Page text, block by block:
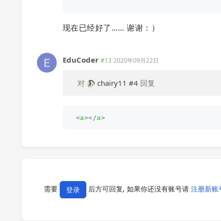
现在已经好了…… 谢谢：）
EduCoder #13 2020年09月22日
对 chairy11 #4 回复
<a></a>
需要 登录 后方可回复, 如果你还没有账号请 注册新账